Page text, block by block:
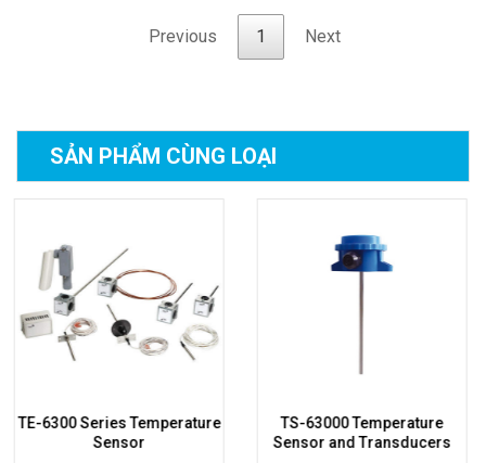
Previous 1 Next
SẢN PHẨM CÙNG LOẠI
TS-63000 Temperature
Sensor and Transducers
HT-1000 series